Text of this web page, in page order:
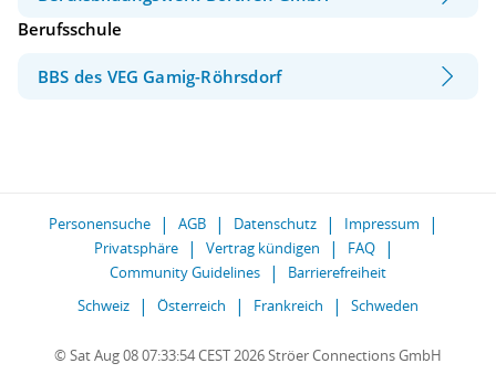
Berufsschule
BBS des VEG Gamig-Röhrsdorf
Personensuche AGB Datenschutz
Impressum
Privatsphäre
Vertrag kündigen
FAQ
Community Guidelines
Barrierefreiheit
Schweiz
Österreich Frankreich Schweden
© Sat Aug 08 07:33:54 CEST 2026 Ströer Connections GmbH